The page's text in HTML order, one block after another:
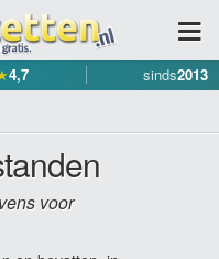
4,7 sinds2013
voor